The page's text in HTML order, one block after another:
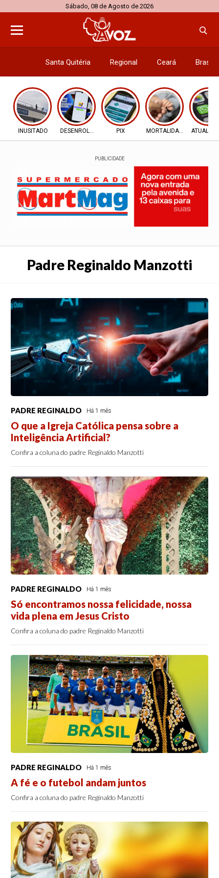
Sábado, 08 de Agosto de 2026
Santa Quitéria Regional Ceará Brasil
INUSITADO DESENROLA 2.0 PIX MORTALIDADE INFANTIL
PUBLICIDADE
Padre Reginaldo Manzotti
PADRE REGINALDO Há 1 mês
O que a Igreja Católica pensa sobre a
Inteligência Artificial?
Confira a coluna do padre Reginaldo Manzotti
PADRE REGINALDO Há 1 mês
Só encontramos nossa felicidade, nossa
vida plena em Jesus Cristo
Confira a coluna do padre Reginaldo Manzotti
PADRE REGINALDO Há 1 mês
A fé e o futebol andam juntos
Confira a coluna do padre Reginaldo Manzotti